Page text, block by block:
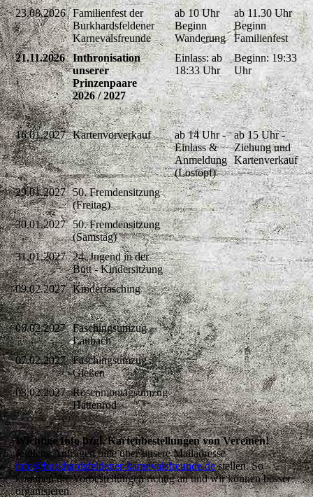
23.08.2026 Familienfest der
Burkhardsfeldener
Karnevalsfreunde
ab 10 Uhr
Beginn
Wanderung
ab 11.30 Uhr
Beginn
Familienfest
21.11.2026
Inthronisation
unserer
Prinzenpaare
2026 / 2027
Einlass: ab
18:33 Uhr
Beginn: 19:33
Uhr
16.01.2027 Kartenvorverkauf
ab 14 Uhr -
Einlass &
Anmeldung
(Lostopf)
ab 15 Uhr -
Ziehung und
Kartenverkauf
29.01.2027 50. Fremdensitzung
(Freitag)
30.01.2027 50. Fremdensitzung
(Samstag)
31.01.2027 24. Jugend in der
Bütt - Kindersitzung
09.02.2027 Kinderfasching
06.02.2027 Faschingsumzug
Laubach
07.02.2027 Faschingsumzug
Gießen
08.02.2027 Rosenmontagsumzug
Hattenrod
Wichtige Info bzgl. Kartenbestellungen von Vereinen!
Jegliche Anfragen bitte über unsere Mailadresse
info@burkhardsfeldener-karnevalsfreunde.destellen. So
kommen die Vorbestellungen richtig an und wir können besser
organisieren.